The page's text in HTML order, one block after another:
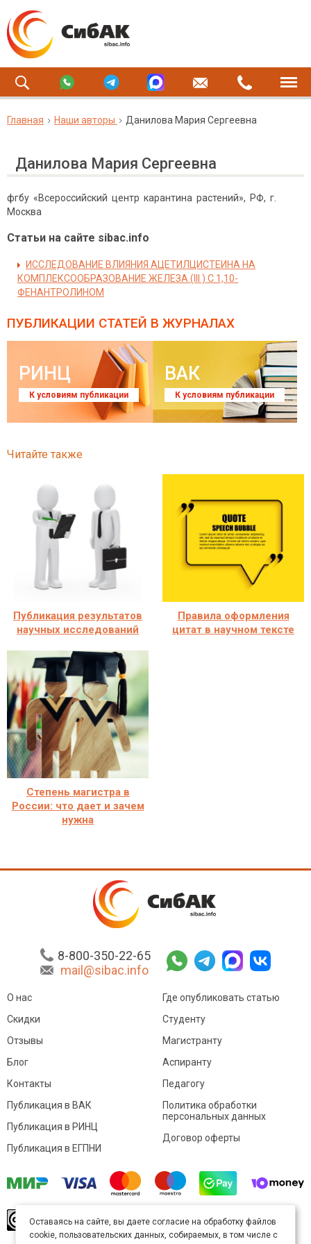
Главная Наши авторы Данилова Мария Сергеевна
Данилова Мария Сергеевна
фгбу «Всероссийский центр карантина растений», РФ, г.
Москва
Статьи на сайте sibac.info
ИССЛЕДОВАНИЕ ВЛИЯНИЯ АЦЕТИЛЦИСТЕИНА НА
КОМПЛЕКСООБРАЗОВАНИЕ ЖЕЛЕЗА (III ) С 1,10-
ФЕНАНТРОЛИНОМ
ПУБЛИКАЦИИ СТАТЕЙ В ЖУРНАЛАХ
РИНЦ
К условиям публикации
ВАК
К условиям публикации
Читайте также
Публикация результатов
научных исследований
Правила оформления
цитат в научном тексте
Степень магистра в
России: что дает и зачем
нужна
8-800-350-22-65
mail@sibac.info
О нас
Скидки
Отзывы
Блог
Контакты
Где опубликовать статью
Студенту
Магистранту
Аспиранту
Педагогу
Публикация в ВАК
Публикация в РИНЦ
Публикация в ЕГПНИ
Политика обработки
персональных данных
Договор оферты
произведение доступно полицензии Creative
Commons «Attribution» («Атрибуция») 4.0
Оставаясь на сайте, вы даете согласие на обработку файлов
cookie, пользовательских данных, собираемых, в том числе с